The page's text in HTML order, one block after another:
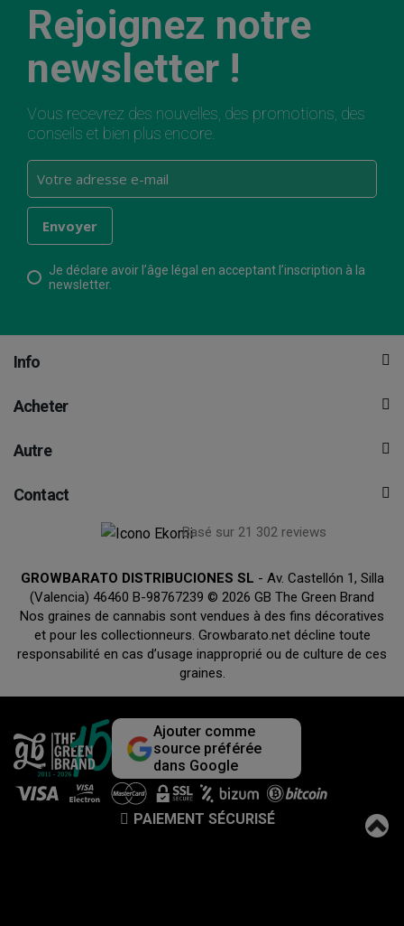
Rejoignez notre
newsletter !
Vous recevrez des nouvelles, des promotions, des
conseils et bien plus encore.
Je déclare avoir l’âge légal en acceptant l’inscription à la
newsletter.
Info
Acheter
Autre
Contact
Basé sur 21 302 reviews
GROWBARATO DISTRIBUCIONES SL - Av. Castellón 1, Silla
(Valencia) 46460 B-98767239 © 2026 GB The Green Brand
Nos graines de cannabis sont vendues à des fins décoratives
et pour les collectionneurs. Growbarato.net décline toute
responsabilité en cas d’usage inapproprié ou de culture de ces
graines.
Ajouter comme
source préférée
dans Google
PAIEMENT SÉCURISÉ